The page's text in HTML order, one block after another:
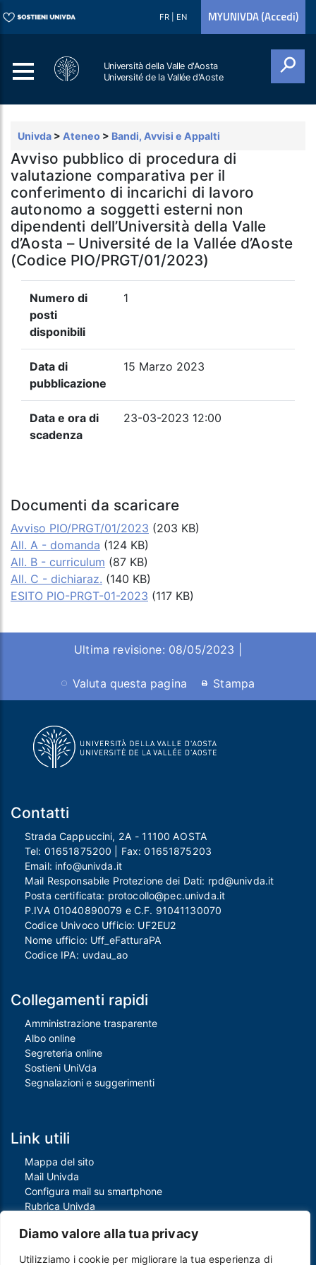
Diamo valore alla tua privacy
Utilizziamo i cookie per migliorare la tua esperienza di
FR EN MYUNIVDA (Accedi)
Università della Valle d'Aosta
Université de la Vallée d'Aoste
Univda > Ateneo > Bandi, Avvisi e Appalti
Avviso pubblico di procedura di
valutazione comparativa per il
conferimento di incarichi di lavoro
autonomo a soggetti esterni non
dipendenti dell’Università della Valle
d’Aosta – Université de la Vallée d’Aoste
(Codice PIO/PRGT/01/2023)
Numero di
posti
disponibili
1
Data di
pubblicazione
15 Marzo 2023
Data e ora di
scadenza
23-03-2023 12:00
Documenti da scaricare
Avviso PIO/PRGT/01/2023 (203 KB)
All. A - domanda (124 KB)
All. B - curriculum (87 KB)
All. C - dichiaraz. (140 KB)
ESITO PIO-PRGT-01-2023 (117 KB)
Ultima revisione: 08/05/2023 |
Valuta questa pagina Stampa
Contatti
Strada Cappuccini, 2A - 11100 AOSTA
Tel: 01651875200 | Fax:01651875203
Email: info@univda.it
Mail Responsabile Protezione dei Dati: rpd@univda.it
Posta certificata: protocollo@pec.univda.it
P.IVA 01040890079 e C.F. 91041130070
Codice Univoco Ufficio: UF2EU2
Nome ufficio: Uff_eFatturaPA
Codice IPA: uvdau_ao
Collegamenti rapidi
Amministrazione trasparente
Albo online
Segreteria online
Sostieni UniVda
Segnalazioni e suggerimenti
Link utili
Mappa del sito
Mail Univda
Configura mail su smartphone
Rubrica Univda